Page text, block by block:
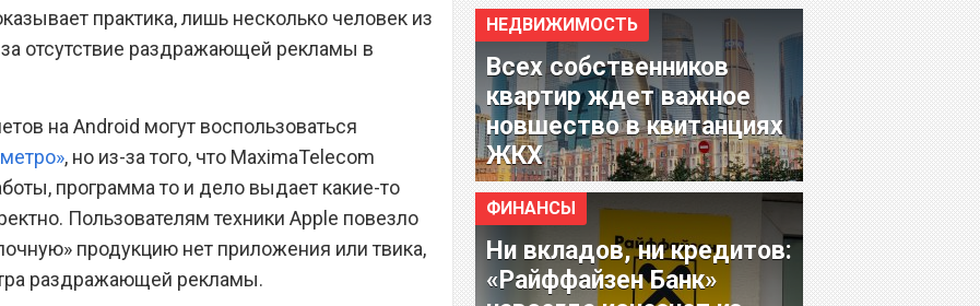
практика, лишь несколько человек из
отсутствие раздражающей рекламы в
на Android могут воспользоваться
, но из-за того, что MaximaTelecom
программа то и дело выдает какие-то
Пользователям техники Apple повезло
продукцию нет приложения или твика,
раздражающей рекламы.
НЕДВИЖИМОСТЬ
Всех собственников
квартир ждет важное
новшество в квитанциях
ЖКХ
ФИНАНСЫ
Ни вкладов, ни кредитов:
«Райффайзен Банк»